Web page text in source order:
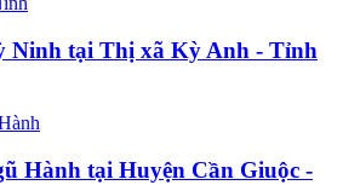
Ninh tại Thị xã Kỳ Anh - Tỉnh
Hành tại Huyện Cần Giuộc -